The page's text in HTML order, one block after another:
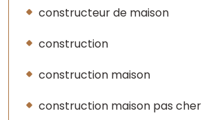
constructeur de maison
construction
construction maison
construction maison pas cher